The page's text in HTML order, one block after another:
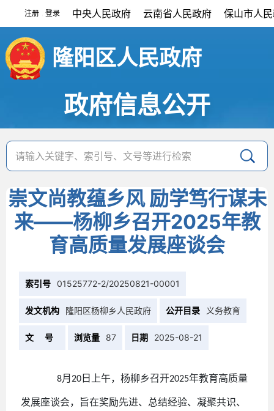
注册 登录 中央人民政府 云南省人民政府 保山市人
隆阳区人民政府
政府信息公开
崇文尚教蕴乡风 励学笃行谋未
来——杨柳乡召开2025年教
育高质量发展座谈会
索引号 01525772-2/20250821-00001
发文机构 隆阳区杨柳乡人民政府 公开目录 义务教育
文 号 浏览量 87 日期 2025-08-21
8月 20 日上午，杨柳乡召开2025年教育高质量
发展座谈会，旨在奖励先进、总结经验、凝聚共识、